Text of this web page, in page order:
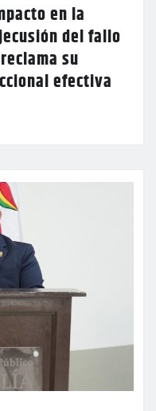
en la
del fallo
su
efectiva